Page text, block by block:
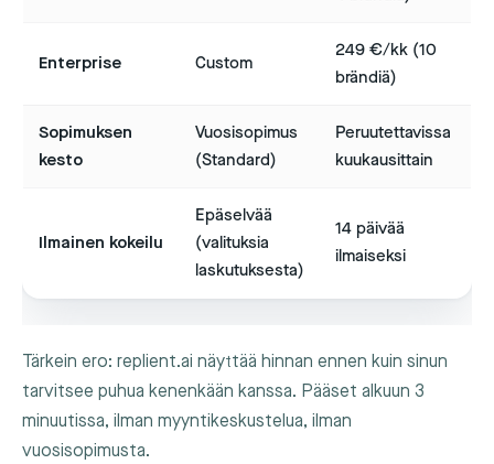
Enterprise Custom
249 €/kk (10
brändiä)
Sopimuksen
kesto
Vuosisopimus
(Standard)
Peruutettavissa
kuukausittain
Ilmainen kokeilu
Epäselvää
(valituksia
laskutuksesta)
14 päivää
ilmaiseksi
Tärkein ero: replient.ai näyttää hinnan ennen kuin sinun
tarvitsee puhua kenenkään kanssa. Pääset alkuun 3
minuutissa, ilman myyntikeskustelua, ilman
vuosisopimusta.